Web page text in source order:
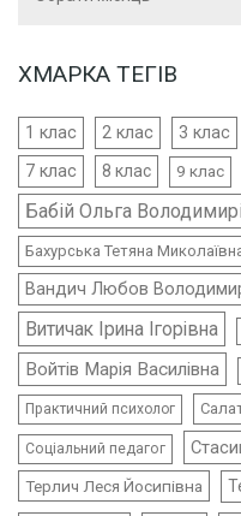
ХМАРКА ТЕГІВ
1 клас 2 клас 3 клас
7 клас 8 клас 9 клас
Бабій Ольга
Бахурська Тетяна
Вандич Любов
Витичак Ірина Ігорівна
Войтів Марія Василівна
Практичний психолог
Соціальний педагог
Терлич Леся Йосипівна